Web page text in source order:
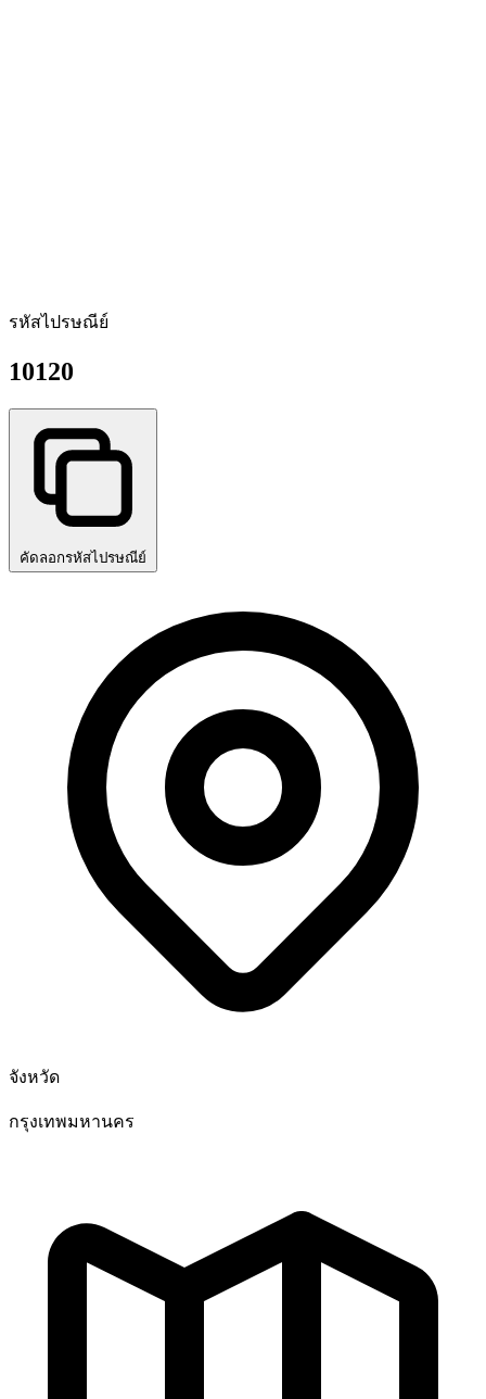
รหัสไปรษณีย์
10120
คัดลอกรหัสไปรษณีย์
จังหวัด
กรุงเทพมหานคร